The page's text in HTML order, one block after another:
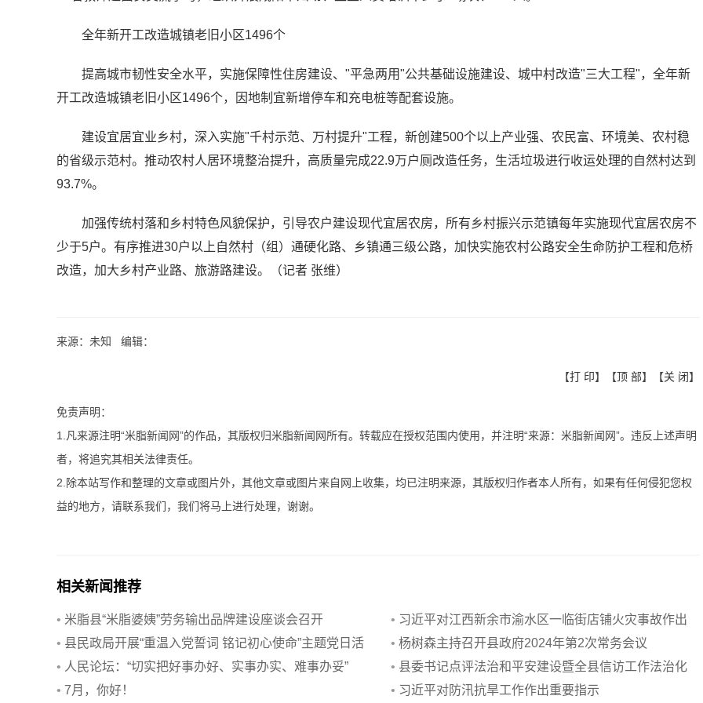
全年新开工改造城镇老旧小区1496个
提高城市韧性安全水平，实施保障性住房建设、"平急两用"公共基础设施建设、城中村改造"三大工程"，全年新
开工改造城镇老旧小区1496个，因地制宜新增停车和充电桩等配套设施。
建设宜居宜业乡村，深入实施"千村示范、万村提升"工程，新创建500个以上产业强、农民富、环境美、农村稳
的省级示范村。推动农村人居环境整治提升，高质量完成22.9万户厕改造任务，生活垃圾进行收运处理的自然村达到
93.7%。
加强传统村落和乡村特色风貌保护，引导农户建设现代宜居农房，所有乡村振兴示范镇每年实施现代宜居农房不
少于5户。有序推进30户以上自然村（组）通硬化路、乡镇通三级公路，加快实施农村公路安全生命防护工程和危桥
改造，加大乡村产业路、旅游路建设。（记者 张维）
来源：未知 编辑：
【打 印】【顶 部】【关 闭】
免责声明：
1.凡来源注明“米脂新闻网”的作品，其版权归米脂新闻网所有。转载应在授权范围内使用，并注明“来源：米脂新闻网”。违反上述声明
者，将追究其相关法律责任。
2.除本站写作和整理的文章或图片外，其他文章或图片来自网上收集，均已注明来源，其版权归作者本人所有，如果有任何侵犯您权
益的地方，请联系我们，我们将马上进行处理，谢谢。
相关新闻推荐
• 米脂县“米脂婆姨”劳务输出品牌建设座谈会召开 • 习近平对江西新余市渝水区一临街店铺火灾事故作出
重要指示
• 县民政局开展“重温入党誓词 铭记初心使命”主题党日活
动
• 杨树森主持召开县政府2024年第2次常务会议
• 人民论坛：“切实把好事办好、实事办实、难事办妥” • 县委书记点评法治和平安建设暨全县信访工作法治化
会议召开
• 7月，你好！ • 习近平对防汛抗旱工作作出重要指示